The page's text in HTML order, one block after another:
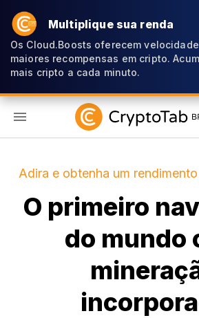
Multiplique sua renda
Os Cloud.Boosts oferecem
maiores recompensas em cripto.
mais cripto a cada minuto.
Adira e obtenha um
O primeiro
do mundo